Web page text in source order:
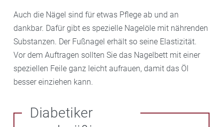
Auch die Nägel sind für etwas Pflege ab und an
dankbar. Dafür gibt es spezielle Nagelöle mit nährenden
Substanzen. Der Fußnagel erhält so seine Elastizität.
Vor dem Auftragen sollten Sie das Nagelbett mit einer
speziellen Feile ganz leicht aufrauen, damit das Öl
besser einziehen kann.
Diabetiker